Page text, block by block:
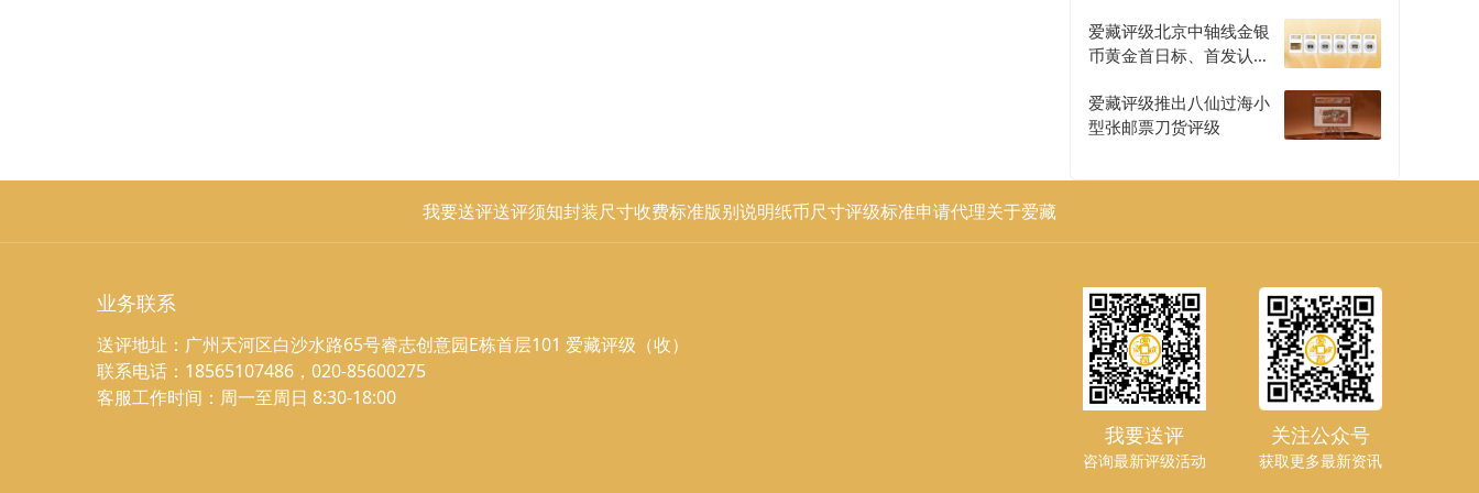
爱藏评级北京中轴线金银
币黄金首日标、首发认证
爱藏评级推出八仙过海小
型张邮票刀货评级
我要送评送评须知封装尺寸收费标准版别说明纸币尺寸评级标准申请代理关于爱藏
业务联系
送评地址：广州天河区白沙水路65号睿志创意园E栋首层101 爱藏评级（收）
联系电话：18565107486，020-85600275
客服工作时间：周一至周日 8:30-18:00
我要送评
咨询最新评级活动
关注公众号
获取更多最新资讯